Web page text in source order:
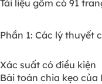
Tài liệu gồm có 91
Phần 1: Các lý thuyết
Xác suất có điều kiện
Bài toán chia kẹo của